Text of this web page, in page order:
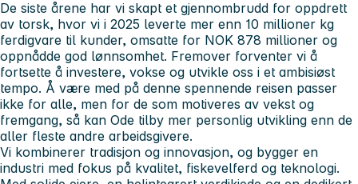
De siste årene har vi skapt et gjennombrudd for oppdrett
av torsk, hvor vi i 2025 leverte mer enn 10 millioner kg
ferdigvare til kunder, omsatte for NOK 878 millioner og
oppnådde god lønnsomhet. Fremover forventer vi å
fortsette å investere, vokse og utvikle oss i et ambisiøst
tempo. Å være med på denne spennende reisen passer
ikke for alle, men for de som motiveres av vekst og
fremgang, så kan Ode tilby mer personlig utvikling enn de
aller fleste andre arbeidsgivere.
Vi kombinerer tradisjon og innovasjon, og bygger en
industri med fokus på kvalitet, fiskevelferd og teknologi.